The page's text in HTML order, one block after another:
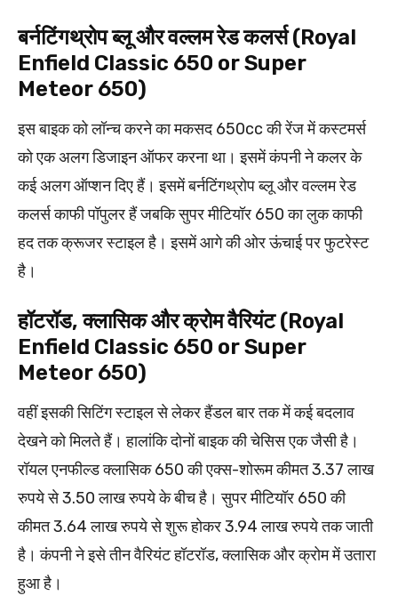
बर्नटिंगथ्रोप ब्लू और वल्लम रेड कलर्स (Royal
Enfield Classic 650 or Super
Meteor 650)
इस बाइक को लॉन्च करने का मकसद 650cc की रेंज में कस्टमर्स
को एक अलग डिजाइन ऑफर करना था। इसमें कंपनी ने कलर के
कई अलग ऑप्शन दिए हैं। इसमें बर्नटिंगथ्रोप ब्लू और वल्लम रेड
कलर्स काफी पॉपुलर हैं जबकि सुपर मीटियॉर 650 का लुक काफी
हद तक क्रूजर स्टाइल है। इसमें आगे की ओर ऊंचाई पर फुटरेस्ट
है।
हॉटरॉड, क्लासिक और क्रोम वैरियंट (Royal
Enfield Classic 650 or Super
Meteor 650)
वहीं इसकी सिटिंग स्टाइल से लेकर हैंडल बार तक में कई बदलाव
देखने को मिलते हैं। हालांकि दोनों बाइक की चेसिस एक जैसी है।
रॉयल एनफील्ड क्लासिक 650 की एक्स-शोरूम कीमत 3.37 लाख
रुपये से 3.50 लाख रुपये के बीच है। सुपर मीटियॉर 650 की
कीमत 3.64 लाख रुपये से शुरू होकर 3.94 लाख रुपये तक जाती
है। कंपनी ने इसे तीन वैरियंट हॉटरॉड, क्लासिक और क्रोम में उतारा
हुआ है।